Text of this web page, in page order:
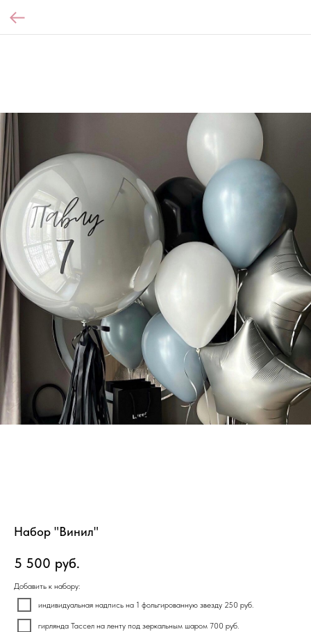
Набор "Винил"
5 500 руб.
Добавить к набору:
индивидуальная надпись на 1 фольгированную звезду 250 руб.
гирлянда Тассел на ленту под зеркальным шаром 700 руб.